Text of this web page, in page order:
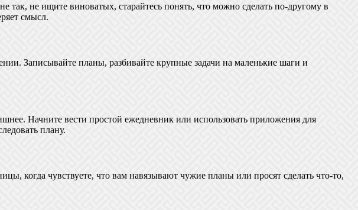
не ищите виноватых, старайтесь понять, что можно сделать по-другому в
смысл.
Записывайте планы, разбивайте крупные задачи на маленькие шаги и
Начните вести простой ежедневник или использовать приложения для
плану.
когда чувствуете, что вам навязывают чужие планы или просят сделать что-то,